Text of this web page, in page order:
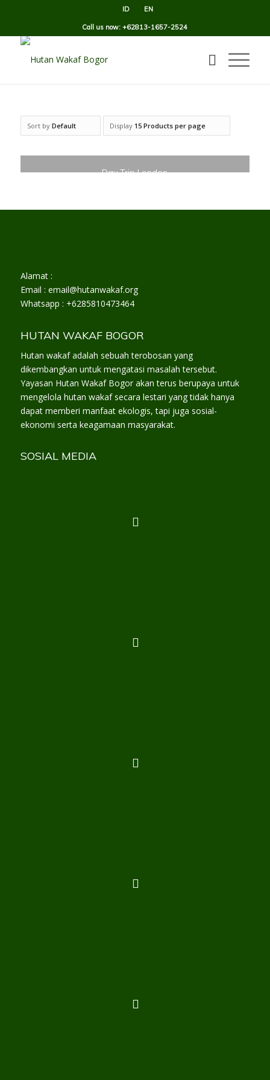
ID EN
Call us now: +62813-1657-2524
Sort by Default Display 15 Products per page
Day Trip London
Alamat :
Email : email@hutanwakaf.org
Whatsapp : +6285810473464
HUTAN WAKAF BOGOR
Hutan wakaf adalah sebuah terobosan yang
dikembangkan untuk mengatasi masalah tersebut.
Yayasan Hutan Wakaf Bogor akan terus berupaya untuk
mengelola hutan wakaf secara lestari yang tidak hanya
dapat memberi manfaat ekologis, tapi juga sosial-
ekonomi serta keagamaan masyarakat.
SOSIAL MEDIA